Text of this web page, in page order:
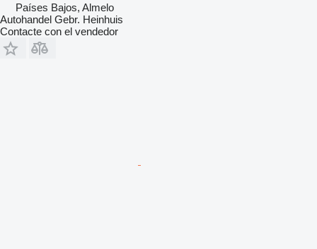
Países Bajos, Almelo
Autohandel Gebr. Heinhuis
Contacte con el vendedor